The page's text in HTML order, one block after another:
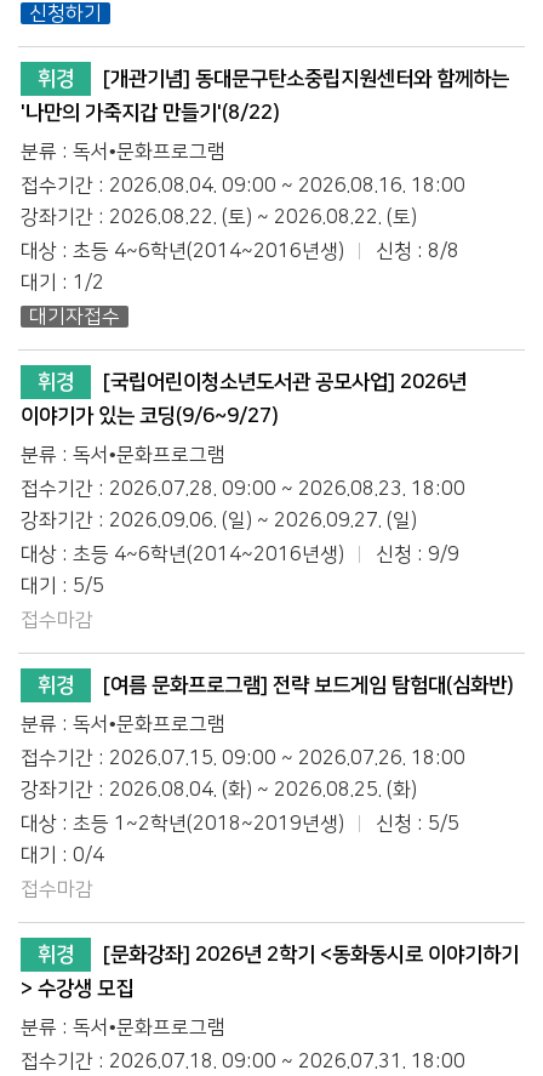
신청하기
휘경
[개관기념] 동대문구탄소중립지원센터와 함께하는
'나만의 가죽지갑 만들기'(8/22)
분류 : 독서•문화프로그램
접수기간 : 2026.08.04. 09:00 ~ 2026.08.16. 18:00
강좌기간 : 2026.08.22. (토) ~ 2026.08.22. (토)
대상 : 초등 4~6학년(2014~2016년생)
신청 : 8/8
대기 : 1/2
대기자접수
휘경
[국립어린이청소년도서관 공모사업] 2026년
이야기가 있는 코딩(9/6~9/27)
분류 : 독서•문화프로그램
접수기간 : 2026.07.28. 09:00 ~ 2026.08.23. 18:00
강좌기간 : 2026.09.06. (일) ~ 2026.09.27. (일)
대상 : 초등 4~6학년(2014~2016년생)
신청 : 9/9
대기 : 5/5
접수마감
휘경
[여름 문화프로그램] 전략 보드게임 탐험대(심화반)
분류 : 독서•문화프로그램
접수기간 : 2026.07.15. 09:00 ~ 2026.07.26. 18:00
강좌기간 : 2026.08.04. (화) ~ 2026.08.25. (화)
대상 : 초등 1~2학년(2018~2019년생)
신청 : 5/5
대기 : 0/4
접수마감
휘경
[문화강좌] 2026년 2학기 <동화동시로 이야기하기
> 수강생 모집
분류 : 독서•문화프로그램
접수기간 : 2026.07.18. 09:00 ~ 2026.07.31. 18:00